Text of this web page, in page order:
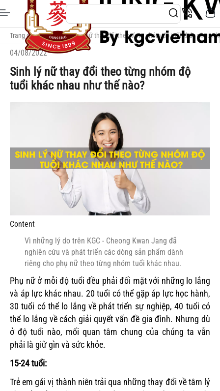
Trang chủ / Blog / Sinh lý nữ thay đổi theo từng nhóm độ tuổi khác nhau
04/08/2022
Sinh lý nữ thay đổi theo từng nhóm độ
tuổi khác nhau như thế nào?
Content
Vì những lý do trên KGC - Cheong Kwan Jang đã
nghiên cứu và phát triển các dòng sản phẩm dành
riêng cho phụ nữ theo từng nhóm tuổi khác nhau.
Phụ nữ ở mỗi độ tuổi đều phải đối mặt với những lo lắng
và áp lực khác nhau. 20 tuổi có thể gặp áp lực học hành,
30 tuổi có thể lo lắng về phát triển sự nghiệp, 40 tuổi có
thể lo lắng về cách giải quyết vấn đề gia đình. Nhưng dù
ở độ tuổi nào, mối quan tâm chung của chúng ta vẫn
phải là giữ gìn và sức khỏe.
15-24 tuổi:
Trẻ em gái vị thành niên trải qua những thay đổi về tâm lý